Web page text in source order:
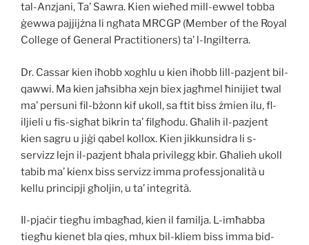
tal-Anzjani, Ta’ Sawra. Kien wieħed mill-ewwel tobba
ġewwa pajjijżna li ngħata MRCGP (Member of the Royal
College of General Practitioners) ta’ l-Ingilterra.
Dr. Cassar kien iħobb xoghlu u kien iħobb lill-pazjent bil-
qawwi. Ma kien jaħsibha xejn biex jagħmel ħinijiet twal
ma’ persuni fil-bżonn kif ukoll, sa ftit biss żmien ilu, fl-
iljieli u fis-sigħat bikrin ta’ filgħodu. Għalih il-pazjent
kien sagru u jiġi qabel kollox. Kien jikkunsidra li s-
servizz lejn il-pazjent bħala privilegg kbir. Għalieh ukoll
tabib ma’ kienx biss servizz imma professjonalità u
kellu principji għoljin, u ta’ integrità.
Il-pjaċir tiegħu imbagħad, kien il familja. L-imħabba
tiegħu kienet bla qies, mhux bil-kliem biss imma bid-